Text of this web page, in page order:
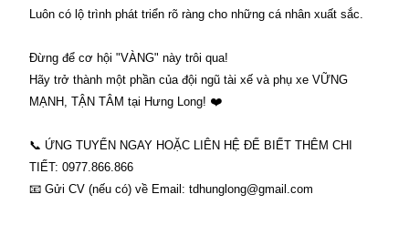
Luôn có lộ trình phát triển rõ ràng cho những cá nhân xuất sắc.
Đừng để cơ hội "VÀNG" này trôi qua!
Hãy trở thành một phần của đội ngũ tài xế và phụ xe VỮNG
MẠNH, TẬN TÂM tại Hưng Long! ❤️
📞 ỨNG TUYỂN NGAY HOẶC LIÊN HỆ ĐỂ BIẾT THÊM CHI
TIẾT: 0977.866.866
📧 Gửi CV (nếu có) về Email: tdhunglong@gmail.com